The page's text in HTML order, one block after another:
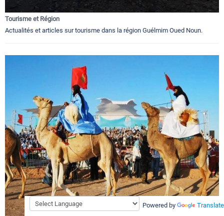
Tourisme et Région
Actualités et articles sur tourisme dans la région Guélmim Oued Noun.
Powered by Translate